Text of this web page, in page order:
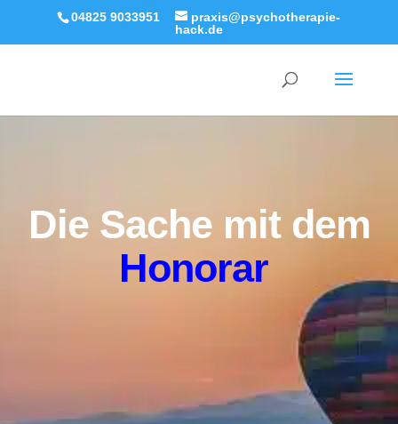
04825 9033951
praxis@psychotherapie-
hack.de
Die Sache mit dem
Honorar